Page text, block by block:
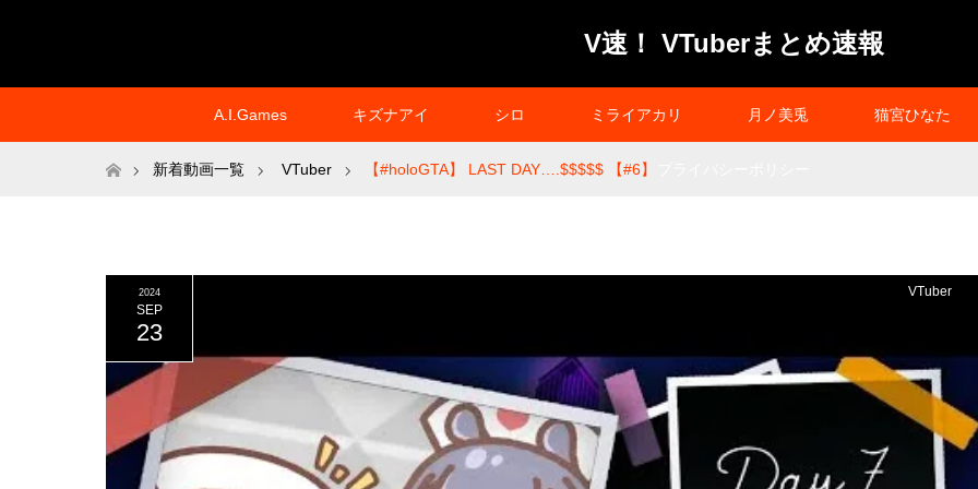
V速！ VTuberまとめ速報
A.I.Games キズナアイ シロ ミライアカリ 月ノ美兎 猫宮ひなた
ホーム新着動画一覧 VTuber 【#holoGTA】 LAST DAY….$$$$$ 【#6】
2024
SEP
23
VTuber